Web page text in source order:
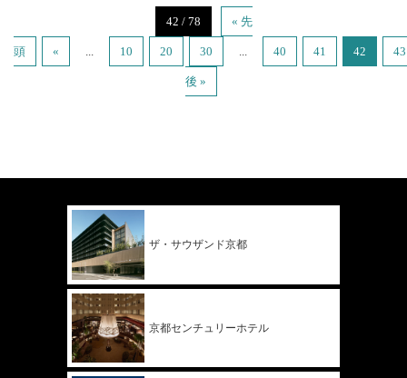
42 / 78 « 先
頭 « ... 10 20 30 ... 40 41 42 43
後 »
ザ・サウザンド京都
京都センチュリーホテル